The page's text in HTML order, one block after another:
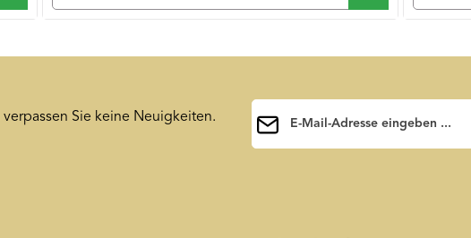
Sie keine Neuigkeiten.